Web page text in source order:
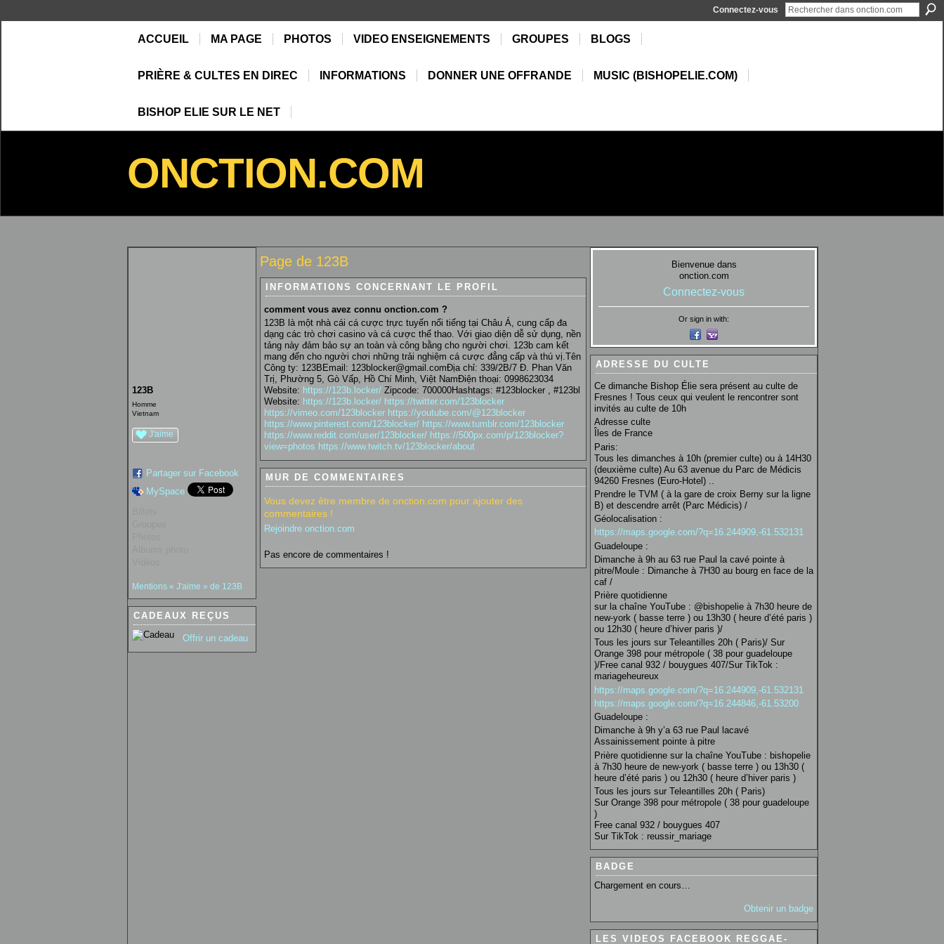
Connectez-vous
ACCUEIL MA PAGE PHOTOS VIDEO ENSEIGNEMENTS GROUPES BLOGS
PRIÈRE & CULTES EN DIREC INFORMATIONS DONNER UNE OFFRANDE MUSIC (BISHOPELIE.COM)
BISHOP ELIE SUR LE NET
ONCTION.COM
123B
Homme
Vietnam
J'aime
Partager sur Facebook
MySpace
Mentions « J'aime » de 123B
CADEAUX REÇUS
Offrir un cadeau
Page de 123B
INFORMATIONS CONCERNANT LE PROFIL
comment vous avez connu onction.com ?
123B là một nhà cái cá cược trực tuyến nổi tiếng tại Châu Á, cung cấp đa
dạng các trò chơi casino và cá cược thể thao. Với giao diện dễ sử dụng, nền
tảng này đảm bảo sự an toàn và công bằng cho người chơi. 123b cam kết
mang đến cho người chơi những trải nghiệm cá cược đẳng cấp và thú vị.Tên
Công ty: 123BEmail: 123blocker@gmail.comĐịa chỉ: 339/2B/7 Đ. Phan Văn
Trị, Phường 5, Gò Vấp, Hồ Chí Minh, Việt NamĐiện thoại: 0998623034
Website: https://123b.locker/ Zipcode: 700000Hashtags: #123blocker , #123bl
Website: https://123b.locker/ https://twitter.com/123blocker
https://vimeo.com/123blocker https://youtube.com/@123blocker
https://www.pinterest.com/123blocker/ https://www.tumblr.com/123blocker
https://www.reddit.com/user/123blocker/ https://500px.com/p/123blocker?
view=photos https://www.twitch.tv/123blocker/about
MUR DE COMMENTAIRES
Vous devez être membre de onction.com pour ajouter des
commentaires !
Rejoindre onction.com
Pas encore de commentaires !
Bienvenue dans
onction.com
Connectez-vous
Or sign in with:
ADRESSE DU CULTE
Ce dimanche Bishop Élie sera présent au culte de
Fresnes ! Tous ceux qui veulent le rencontrer sont
invités au culte de 10h
Adresse culte
Îles de France
Paris:
Tous les dimanches à 10h (premier culte) ou à 14H30
(deuxième culte) Au 63 avenue du Parc de Médicis
94260 Fresnes (Euro-Hotel) ..
Prendre le TVM ( à la gare de croix Berny sur la ligne
B) et descendre arrêt (Parc Médicis) /
Géolocalisation :
https://maps.google.com/?q=16.244909,-61.532131
Guadeloupe :
Dimanche à 9h au 63 rue Paul la cavé pointe à
pitre/Moule : Dimanche à 7H30 au bourg en face de la
caf /
Prière quotidienne
sur la chaîne YouTube : @bishopelie à 7h30 heure de
new-york ( basse terre ) ou 13h30 ( heure d’été paris )
ou 12h30 ( heure d’hiver paris )/
Tous les jours sur Teleantilles 20h ( Paris)/ Sur
Orange 398 pour métropole ( 38 pour guadeloupe
)/Free canal 932 / bouygues 407/Sur TikTok :
mariageheureux
https://maps.google.com/?q=16.244909,-61.532131
https://maps.google.com/?q=16.244846,-61.53200
Guadeloupe :
Dimanche à 9h y’a 63 rue Paul lacavé
Assainissement pointe à pitre
Prière quotidienne sur la chaîne YouTube : bishopelie
à 7h30 heure de new-york ( basse terre ) ou 13h30 (
heure d’été paris ) ou 12h30 ( heure d’hiver paris )
Tous les jours sur Teleantilles 20h ( Paris)
Sur Orange 398 pour métropole ( 38 pour guadeloupe
)
Free canal 932 / bouygues 407
Sur TikTok : reussir_mariage
BADGE
Chargement en cours…
Obtenir un badge
LES VIDEOS FACEBOOK REGGAE-